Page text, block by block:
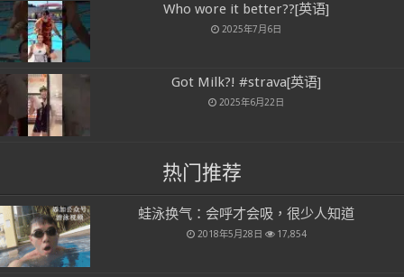
Who wore it better??[英语]
2025年7月6日
Got Milk?! #strava[英语]
2025年6月22日
热门推荐
蛙泳换气：会呼才会吸，很少人知道
2018年5月28日 17,854